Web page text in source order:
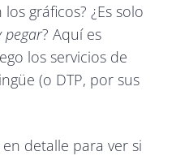
gráficos? ¿Es solo
pegar? Aquí es
los servicios de
(o DTP, por sus
detalle para ver si